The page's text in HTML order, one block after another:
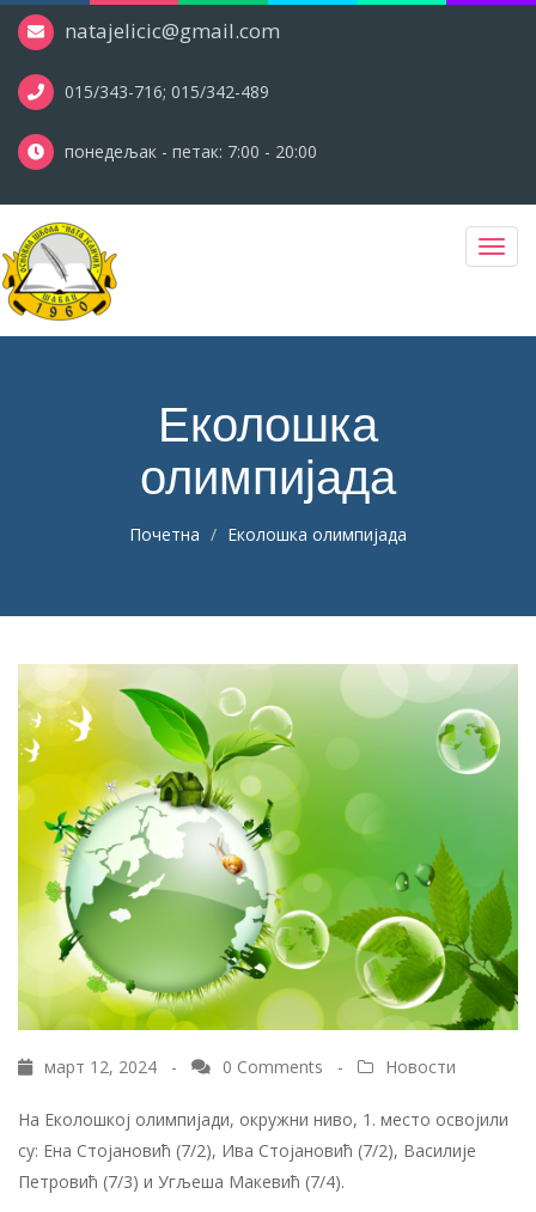
natajelicic@gmail.com
015/343-716; 015/342-489
понедељак - петак: 7:00 - 20:00
Еколошка
олимпијада
Почетна Еколошка олимпијада
март 12, 2024 - 0 Comments - Новости
На Еколошкој олимпијади, окружни ниво, 1. место освојили
су: Ена Стојановић (7/2), Ива Стојановић (7/2), Василије
Петровић (7/3) и Угљеша Макевић (7/4).